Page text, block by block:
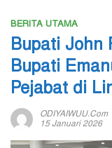
BERITA UTAMA
Bupati John
Bupati
Pejabat di
ODIYAIWUU.com
15 Januari 2026